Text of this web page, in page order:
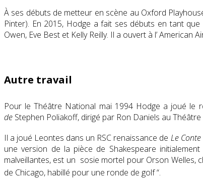
À ses débuts de metteur en scène au Oxford
Pinter). En 2015, Hodge a fait ses débuts en tant
Owen, Eve Best et Kelly Reilly. Il a ouvert à l’ American
Autre travail
Pour le Théâtre National mai 1994 Hodge a joué le
de Stephen Poliakoff, dirigé par Ron Daniels au
Il a joué Leontes dans un RSC renaissance de Le Conte
une version de la pièce de Shakespeare
malveillantes, est un sosie mortel pour Orson Welles,
de Chicago, habillé pour une ronde de golf “.